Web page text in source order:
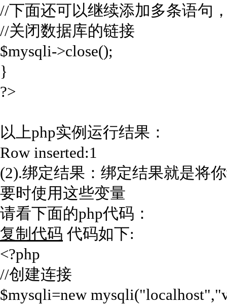
//下面还可以继续添加多条语句
//关闭数据库的链接
$mysqli->close();
}
?>
以上php实例运行结果：
Row inserted:1
(2).绑定结果：绑定结果就是将
要时使用这些变量
请看下面的php代码：
复制代码 代码如下:
<?php
//创建连接
$mysqli=new